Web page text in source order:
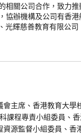
關公司合作，致力推
協辦機構及公司有香
光輝慈善教育有限公司
主席、香港教育大學
課程專責小組委員、
源監督小組委員、香